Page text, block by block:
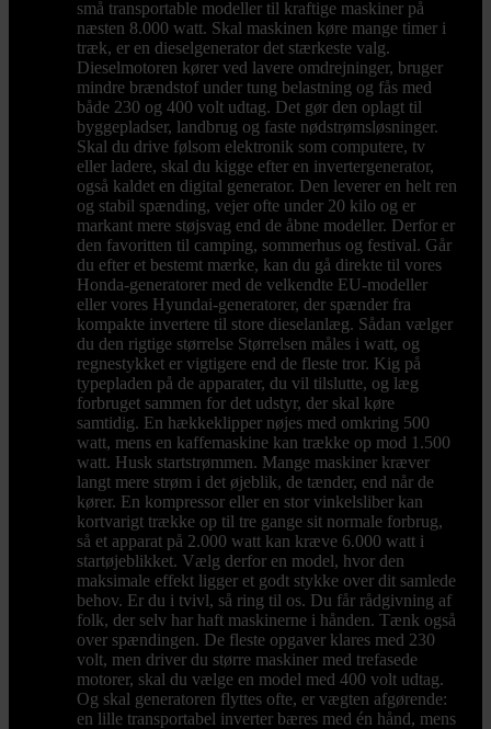
små transportable modeller til kraftige maskiner på
næsten 8.000 watt. Skal maskinen køre mange timer i
træk, er en dieselgenerator det stærkeste valg.
Dieselmotoren kører ved lavere omdrejninger, bruger
mindre brændstof under tung belastning og fås med
både 230 og 400 volt udtag. Det gør den oplagt til
byggepladser, landbrug og faste nødstrømsløsninger.
Skal du drive følsom elektronik som computere, tv
eller ladere, skal du kigge efter en invertergenerator,
også kaldet en digital generator. Den leverer en helt ren
og stabil spænding, vejer ofte under 20 kilo og er
markant mere støjsvag end de åbne modeller. Derfor er
den favoritten til camping, sommerhus og festival. Går
du efter et bestemt mærke, kan du gå direkte til vores
Honda-generatorer med de velkendte EU-modeller
eller vores Hyundai-generatorer, der spænder fra
kompakte invertere til store dieselanlæg. Sådan vælger
du den rigtige størrelse Størrelsen måles i watt, og
regnestykket er vigtigere end de fleste tror. Kig på
typepladen på de apparater, du vil tilslutte, og læg
forbruget sammen for det udstyr, der skal køre
samtidig. En hækkeklipper nøjes med omkring 500
watt, mens en kaffemaskine kan trække op mod 1.500
watt. Husk startstrømmen. Mange maskiner kræver
langt mere strøm i det øjeblik, de tænder, end når de
kører. En kompressor eller en stor vinkelsliber kan
kortvarigt trække op til tre gange sit normale forbrug,
så et apparat på 2.000 watt kan kræve 6.000 watt i
startøjeblikket. Vælg derfor en model, hvor den
maksimale effekt ligger et godt stykke over dit samlede
behov. Er du i tvivl, så ring til os. Du får rådgivning af
folk, der selv har haft maskinerne i hånden. Tænk også
over spændingen. De fleste opgaver klares med 230
volt, men driver du større maskiner med trefasede
motorer, skal du vælge en model med 400 volt udtag.
Og skal generatoren flyttes ofte, er vægten afgørende:
en lille transportabel inverter bæres med én hånd, mens